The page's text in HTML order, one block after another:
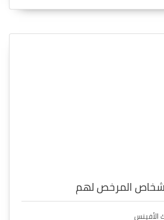
المرخص لهم
الأفينس